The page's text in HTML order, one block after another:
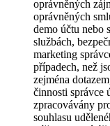
oprávněných
oprávněných
demo účtu nebo
službách,
marketing
případech, než
zejména
činnosti správce
zpracovávány
souhlasu